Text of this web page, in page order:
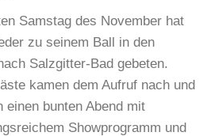
Samstag des November hat
zu seinem Ball in den
Salzgitter-Bad gebeten.
kamen dem Aufruf nach und
einen bunten Abend mit
Showprogramm und